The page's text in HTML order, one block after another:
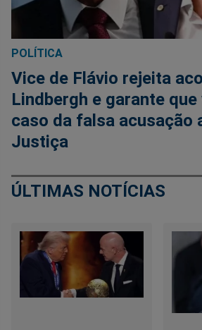
POLÍTICA
Vice de Flávio rejeita
Lindbergh e garante que
caso da falsa acusação
Justiça
ÚLTIMAS NOTÍCIAS